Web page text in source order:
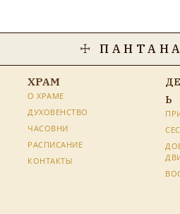
☩
ХРАМ
О ХРАМЕ
ДУХОВЕНСТВО
ЧАСОВНИ
РАСПИСАНИЕ
КОНТАКТЫ
Ь